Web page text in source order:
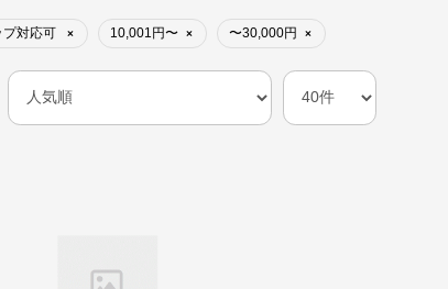
プ対応可 × 10,001円〜 × 〜30,000円 ×